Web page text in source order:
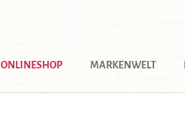
ONLINESHOP MARKENWELT